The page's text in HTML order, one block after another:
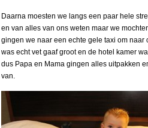
Daarna moesten we langs een paar hele
en van alles van ons weten maar we
gingen we naar een echte gele taxi om naar
was echt vet gaaf groot en de hotel kamer
dus Papa en Mama gingen alles uitpakken
van.